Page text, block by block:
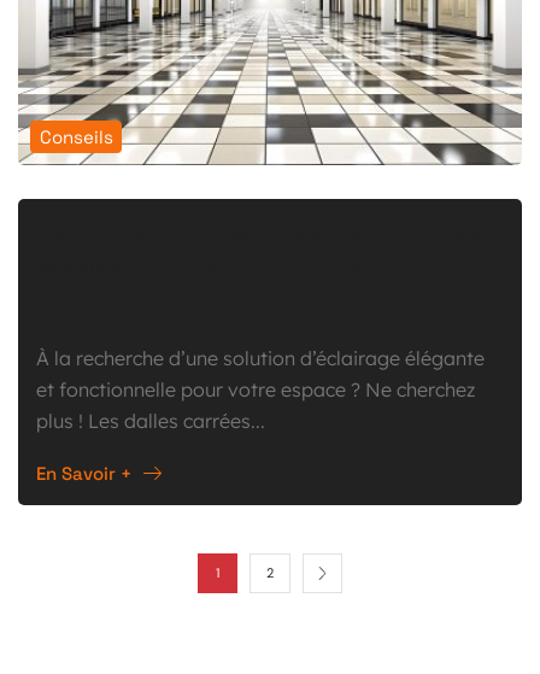
Conseils
À la recherche d’une solution d’éclairage élégante
et fonctionnelle pour votre espace ? Ne cherchez
plus ! Les dalles carrées...
En Savoir +
1 2